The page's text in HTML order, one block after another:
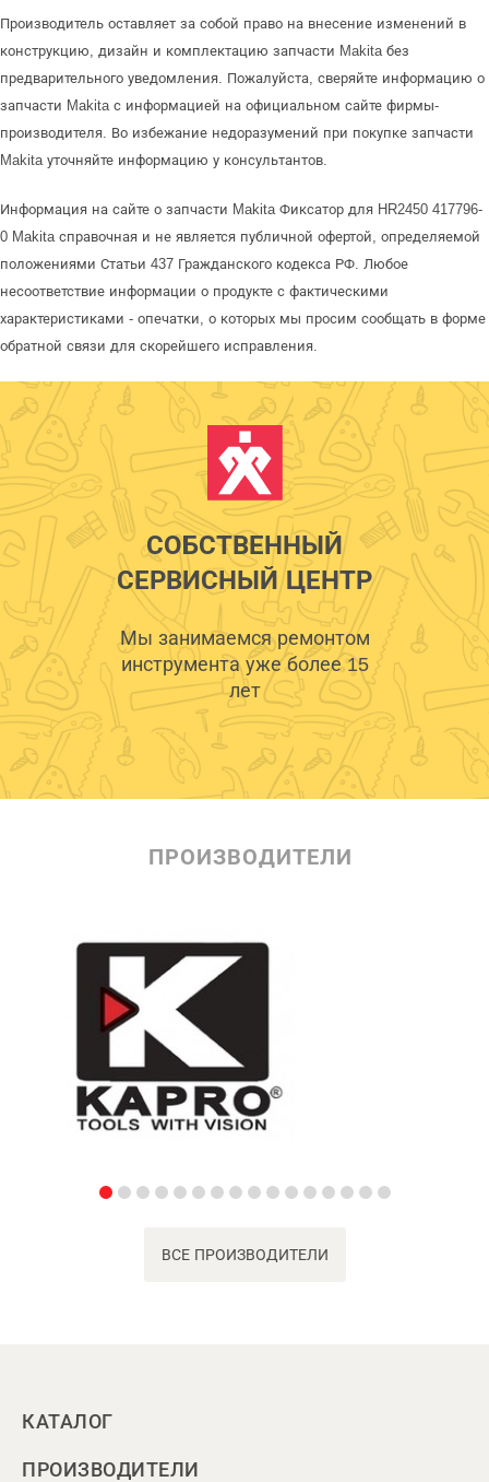
Производитель оставляет за собой право на внесение изменений в
конструкцию, дизайн и комплектацию запчасти Makita без
предварительного уведомления. Пожалуйста, сверяйте информацию о
запчасти Makita с информацией на официальном сайте фирмы-
производителя. Во избежание недоразумений при покупке запчасти
Makita уточняйте информацию у консультантов.
Информация на сайте о запчасти Makita Фиксатор для HR2450 417796-
0 Makita справочная и не является публичной офертой, определяемой
положениями Статьи 437 Гражданского кодекса РФ. Любое
несоответствие информации о продукте с фактическими
характеристиками - опечатки, о которых мы просим сообщать в форме
обратной связи для скорейшего исправления.
СОБСТВЕННЫЙ
СЕРВИСНЫЙ ЦЕНТР
Мы занимаемся ремонтом
инструмента уже более 15
лет
ПРОИЗВОДИТЕЛИ
ВСЕ ПРОИЗВОДИТЕЛИ
КАТАЛОГ
ПРОИЗВОДИТЕЛИ